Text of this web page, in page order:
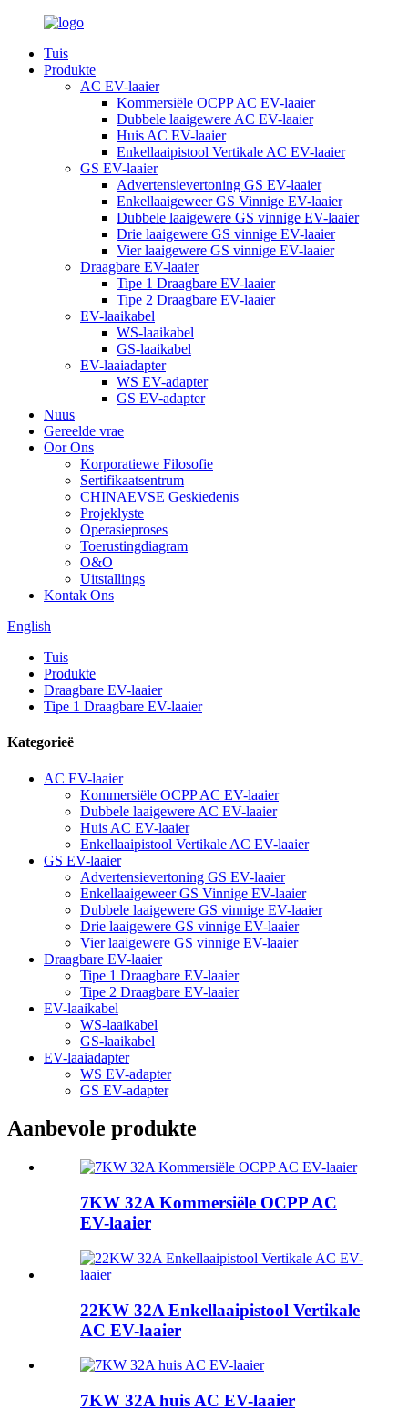
Tuis
Produkte
AC EV-laaier
Kommersiële OCPP AC EV-laaier
Dubbele laaigewere AC EV-laaier
Huis AC EV-laaier
Enkellaaipistool Vertikale AC EV-laaier
GS EV-laaier
Advertensievertoning GS EV-laaier
Enkellaaigeweer GS Vinnige EV-laaier
Dubbele laaigewere GS vinnige EV-laaier
Drie laaigewere GS vinnige EV-laaier
Vier laaigewere GS vinnige EV-laaier
Draagbare EV-laaier
Tipe 1 Draagbare EV-laaier
Tipe 2 Draagbare EV-laaier
EV-laaikabel
WS-laaikabel
GS-laaikabel
EV-laaiadapter
WS EV-adapter
GS EV-adapter
Nuus
Gereelde vrae
Oor Ons
Korporatiewe Filosofie
Sertifikaatsentrum
CHINAEVSE Geskiedenis
Projeklyste
Operasieproses
Toerustingdiagram
O&O
Uitstallings
Kontak Ons
English
Tuis
Produkte
Draagbare EV-laaier
Tipe 1 Draagbare EV-laaier
Kategorieë
AC EV-laaier
Kommersiële OCPP AC EV-laaier
Dubbele laaigewere AC EV-laaier
Huis AC EV-laaier
Enkellaaipistool Vertikale AC EV-laaier
GS EV-laaier
Advertensievertoning GS EV-laaier
Enkellaaigeweer GS Vinnige EV-laaier
Dubbele laaigewere GS vinnige EV-laaier
Drie laaigewere GS vinnige EV-laaier
Vier laaigewere GS vinnige EV-laaier
Draagbare EV-laaier
Tipe 1 Draagbare EV-laaier
Tipe 2 Draagbare EV-laaier
EV-laaikabel
WS-laaikabel
GS-laaikabel
EV-laaiadapter
WS EV-adapter
GS EV-adapter
Aanbevole produkte
7KW 32A Kommersiële OCPP AC
EV-laaier
22KW 32A Enkellaaipistool Vertikale
AC EV-laaier
7KW 32A huis AC EV-laaier